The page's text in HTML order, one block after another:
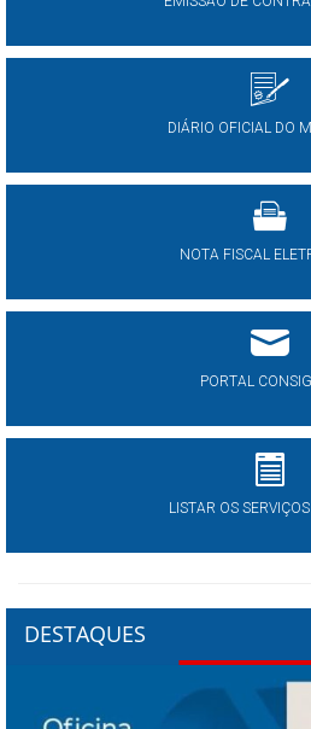
DIÁRIO OFICIAL DO
NOTA FISCAL
PORTAL
LISTAR OS
DESTAQUES